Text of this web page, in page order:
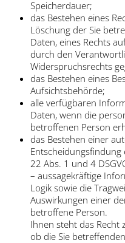
Speicherdauer;
das Bestehen eines
Löschung der Sie
Daten, eines Rechts
durch den
Widerspruchsrechts
das Bestehen eines
Aufsichtsbehörde;
alle verfügbaren
Daten, wenn die
betroffenen Person
das Bestehen einer
Entscheidungsfindung
22 Abs. 1 und 4
– aussagekräftige
Logik sowie die
Auswirkungen einer
betroffene Person.
Ihnen steht das Recht
ob die Sie